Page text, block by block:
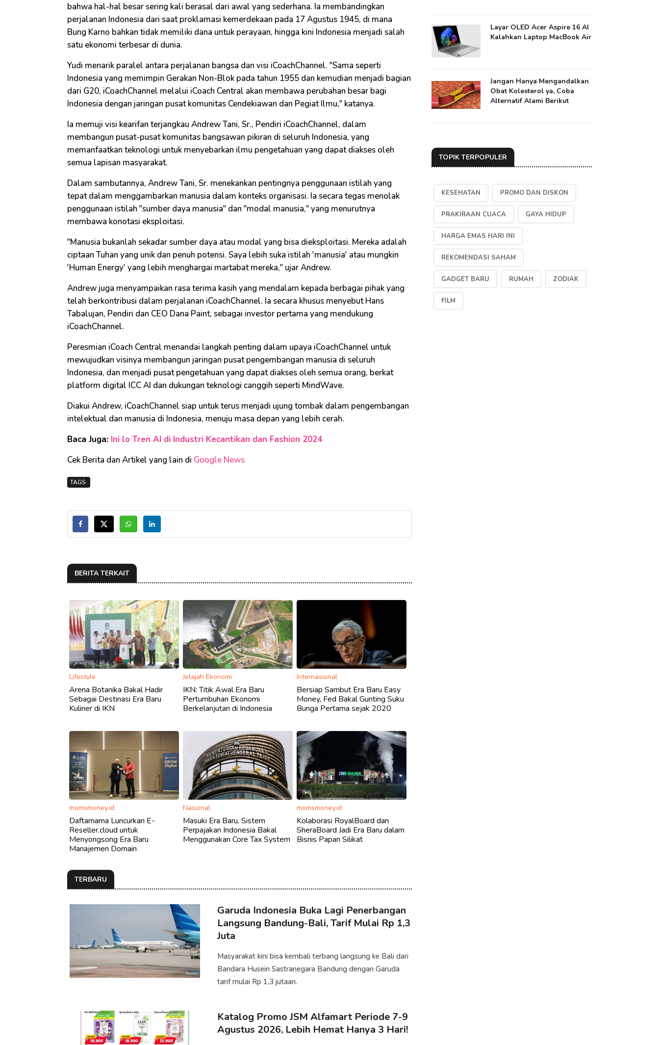
bahwa hal-hal besar sering kali berasal dari awal yang sederhana. Ia membandingkan
perjalanan Indonesia dari saat proklamasi kemerdekaan pada 17 Agustus 1945, di mana
Bung Karno bahkan tidak memiliki dana untuk perayaan, hingga kini Indonesia menjadi salah
satu ekonomi terbesar di dunia.
Yudi menarik paralel antara perjalanan bangsa dan visi iCoachChannel. "Sama seperti
Indonesia yang memimpin Gerakan Non-Blok pada tahun 1955 dan kemudian menjadi bagian
dari G20, iCoachChannel melalui iCoach Central akan membawa perubahan besar bagi
Indonesia dengan jaringan pusat komunitas Cendekiawan dan Pegiat Ilmu," katanya.
Ia memuji visi kearifan terjangkau Andrew Tani, Sr., Pendiri iCoachChannel, dalam
membangun pusat-pusat komunitas bangsawan pikiran di seluruh Indonesia, yang
memanfaatkan teknologi untuk menyebarkan ilmu pengetahuan yang dapat diakses oleh
semua lapisan masyarakat.
Dalam sambutannya, Andrew Tani, Sr. menekankan pentingnya penggunaan istilah yang
tepat dalam menggambarkan manusia dalam konteks organisasi. Ia secara tegas menolak
penggunaan istilah "sumber daya manusia" dan "modal manusia," yang menurutnya
membawa konotasi eksploitasi.
"Manusia bukanlah sekadar sumber daya atau modal yang bisa dieksploitasi. Mereka adalah
ciptaan Tuhan yang unik dan penuh potensi. Saya lebih suka istilah 'manusia' atau mungkin
'Human Energy' yang lebih menghargai martabat mereka," ujar Andrew.
Andrew juga menyampaikan rasa terima kasih yang mendalam kepada berbagai pihak yang
telah berkontribusi dalam perjalanan iCoachChannel. Ia secara khusus menyebut Hans
Tabalujan, Pendiri dan CEO Dana Paint, sebagai investor pertama yang mendukung
iCoachChannel.
Peresmian iCoach Central menandai langkah penting dalam upaya iCoachChannel untuk
mewujudkan visinya membangun jaringan pusat pengembangan manusia di seluruh
Indonesia, dan menjadi pusat pengetahuan yang dapat diakses oleh semua orang, berkat
platform digital ICC AI dan dukungan teknologi canggih seperti MindWave.
Diakui Andrew, iCoachChannel siap untuk terus menjadi ujung tombak dalam pengembangan
intelektual dan manusia di Indonesia, menuju masa depan yang lebih cerah.
Baca Juga: Ini lo Tren AI di Industri Kecantikan dan Fashion 2024
Cek Berita dan Artikel yang lain di Google News
TAGS:
BERITA TERKAIT
Lifestyle
Arena Botanika Bakal Hadir
Sebagai Destinasi Era Baru
Kuliner di IKN
Jelajah Ekonomi
IKN: Titik Awal Era Baru
Pertumbuhan Ekonomi
Berkelanjutan di Indonesia
Internasional
Bersiap Sambut Era Baru Easy
Money, Fed Bakal Gunting Suku
Bunga Pertama sejak 2020
momsmoney.id
Daftarnama Luncurkan E-
Reseller.cloud untuk
Menyongsong Era Baru
Manajemen Domain
Nasional
Masuki Era Baru, Sistem
Perpajakan Indonesia Bakal
Menggunakan Core Tax System
momsmoney.id
Kolaborasi RoyalBoard dan
SheraBoard Jadi Era Baru dalam
Bisnis Papan Silikat
TERBARU
Garuda Indonesia Buka Lagi Penerbangan
Langsung Bandung-Bali, Tarif Mulai Rp 1,3
Juta
Masyarakat kini bisa kembali terbang langsung ke Bali dari
Bandara Husein Sastranegara Bandung dengan Garuda
tarif mulai Rp 1,3 jutaan.
Katalog Promo JSM Alfamart Periode 7-9
Agustus 2026, Lebih Hemat Hanya 3 Hari!
Layar OLED Acer Aspire 16 AI
Kalahkan Laptop MacBook Air
Jangan Hanya Mengandalkan
Obat Kolesterol ya​, Coba
Alternatif Alami Berikut
TOPIK TERPOPULER
KESEHATAN PROMO DAN DISKON
PRAKIRAAN CUACA GAYA HIDUP
HARGA EMAS HARI INI
REKOMENDASI SAHAM
GADGET BARU RUMAH ZODIAK
FILM